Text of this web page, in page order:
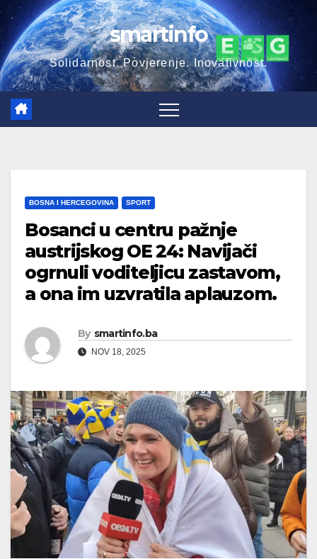
Skip
to
content
smartinfo
Solidarnost. Povjerenje. Inovativnost.
BOSNA I HERCEGOVINA SPORT
Bosanci u centru pažnje
austrijskog OE 24: Navijači
ogrnuli voditeljicu zastavom,
a ona im uzvratila aplauzom.
By smartinfo.ba
NOV 18, 2025